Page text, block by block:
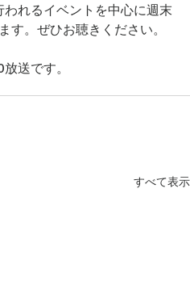
れるイベントを中心に週末
す。ぜひお聴きください。
送です。
すべて表示